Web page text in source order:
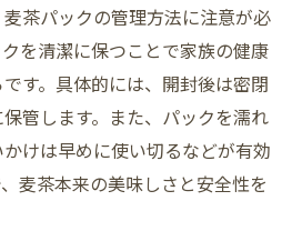
茶パックの管理方法に注意が必
を清潔に保つことで家族の健康
す。具体的には、開封後は密閉
管します。また、パックを濡れ
けは早めに使い切るなどが有効
麦茶本来の美味しさと安全性を